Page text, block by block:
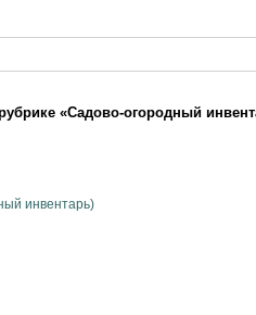
«Садово-огородный
инвентарь)